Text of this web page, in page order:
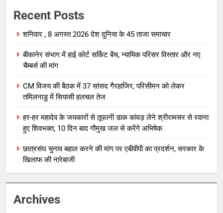
Recent Posts
शनिवार , 8 अगस्त 2026 देश दुनिया के 45 ताजा समाचार
बीकानेर संभाग में हाई कोर्ट सर्किट बेंच, न्यायिक परिसर विस्तार और नए
चैम्बर्स की मांग
CM विजय की बैठक में 37 सांसद गैरहाजिर, परिसीमन को लेकर
तमिलनाडु में सियासी हलचल तेज
हर-हर महादेव के जयकारों से तूफानी डाक कांवड़ लेने श्रीरामसर से रवाना
हुए शिवभक्त, 10 दिन बाद गौमुख जल से करेंगे अभिषेक
छात्रसंघ चुनाव बहाल करने की मांग पर एबीवीपी का प्रदर्शन, सरकार के
खिलाफ की नारेबाजी
Archives